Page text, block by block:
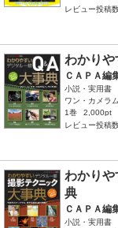
レビュー投稿
わかり
ＣＡＰＡ編
小説・実用書
ワン・カメラ
1巻
2,000pt
レビュー投稿
わかりや
典
ＣＡＰＡ編
小説・実用書